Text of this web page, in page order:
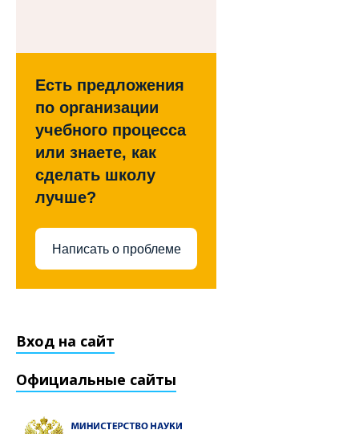
Есть предложения
по организации
учебного процесса
или знаете, как
сделать школу
лучше?
Написать о проблеме
Вход на сайт
Официальные сайты